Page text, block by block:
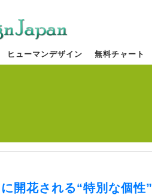
ヒューマンデザイン 無料チャート
開花される“特別な個性”